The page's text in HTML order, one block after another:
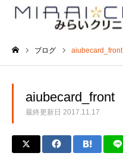
ブログ aiubecard_front
aiubecard_front
最終更新日 2017.11.17